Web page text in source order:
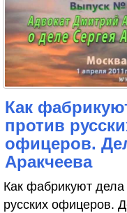
Как
против
офицеров.
Аракчеева
Как фабрикуют дела
русских офицеров.